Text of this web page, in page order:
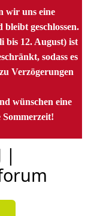
wir uns eine
geschlossen.
bis 12. August) ist
sodass es
Verzögerungen
wünschen eine
Sommerzeit!
|